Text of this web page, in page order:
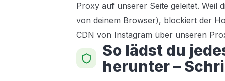
Proxy auf unserer Seite geleitet. Weil
von deinem Browser), blockiert der
CDN von Instagram über unseren
So lädst du
herunter –